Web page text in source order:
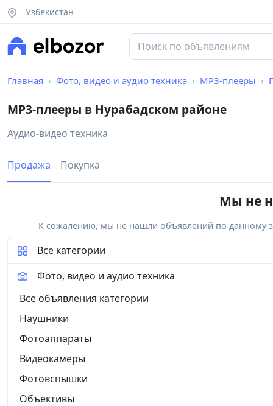
Узбекистан
Главная Фото, видео и аудио техника MP3-плееры
MP3-плееры в Нурабадском районе
Аудио-видео техника
Продажа Покупка
Мы не
К сожалению, мы не нашли объявлений по данному
Все категории
Фото, видео и аудио техника
Все объявления категории
Наушники
Фотоаппараты
Видеокамеры
Фотовспышки
Объективы